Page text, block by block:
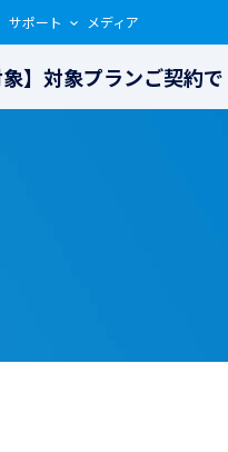
サポート メディア
象】対象プランご契約で